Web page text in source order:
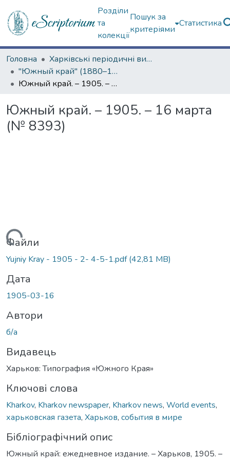
Розділи
та
колекції
Пошук за
критеріями
Статистика
Головна
Харківські періодичні видання
"Южный край" (1880–1919 гг.)
Южный край. – 1905. – 16 марта (№ 8393)
Южный край. – 1905. – 16 марта
(№ 8393)
Вантажиться...
Файли
Yujniy Kray - 1905 - 2- 4-5-1.pdf(42,81 MB)
Дата
1905-03-16
Автори
б/а
Видавець
Харьков: Типография «Южного Края»
Ключові слова
Kharkov, Kharkov newspaper, Kharkov news, World events,
харьковская газета, Харьков, события в мире
Бібліографічний опис
Южный край: ежедневное издание. – Харьков, 1905. –